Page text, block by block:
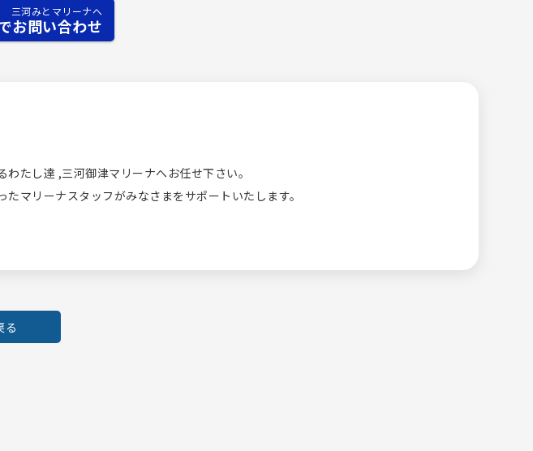
三河みとマリーナへ
お問い合わせ
たし達 ,三河御津マリーナへお任せ下さい。
マリーナスタッフがみなさまをサポートいたします。
る